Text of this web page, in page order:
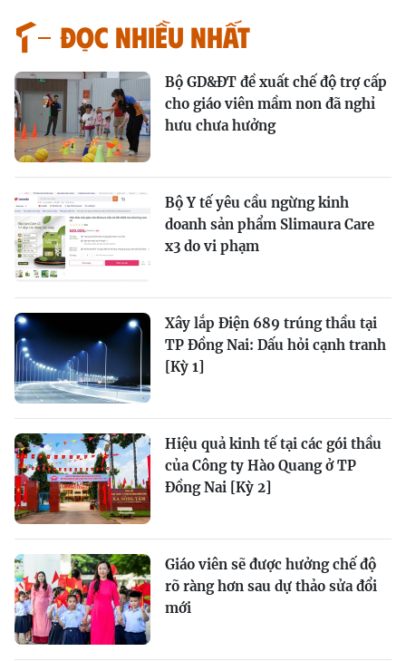
Đọc nhiều nhất
Bộ GD&ĐT đề xuất chế độ trợ cấp
cho giáo viên mầm non đã nghỉ
hưu chưa hưởng
Bộ Y tế yêu cầu ngừng kinh
doanh sản phẩm Slimaura Care
x3 do vi phạm
Xây lắp Điện 689 trúng thầu tại
TP Đồng Nai: Dấu hỏi cạnh tranh
[Kỳ 1]
Hiệu quả kinh tế tại các gói thầu
của Công ty Hào Quang ở TP
Đồng Nai [Kỳ 2]
Giáo viên sẽ được hưởng chế độ
rõ ràng hơn sau dự thảo sửa đổi
mới